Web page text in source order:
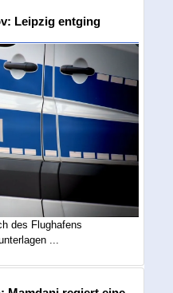
Leipzig entging
des Flughafens
...